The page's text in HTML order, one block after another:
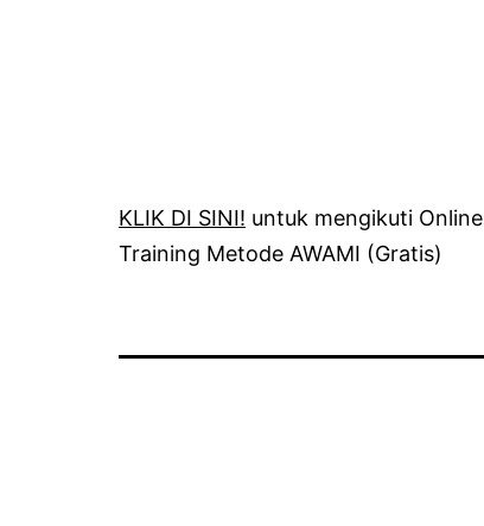
KLIK DI SINI! untuk mengikuti Online
Training Metode AWAMI (Gratis)